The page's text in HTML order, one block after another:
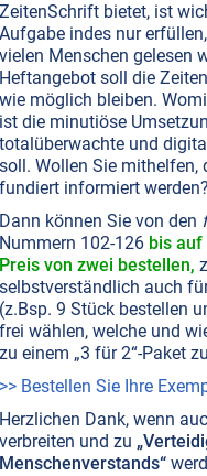
Engel und
durfte er später
wir heute als
der Frühzeit
sich der Bau der
nun, da ihm der
die sich den
Macht über die
dem er die
sei Dank,
Macht
dieser Erde schon
seine Gedanken
wird er jene
steht
ZeitenSchrift bietet, ist
Aufgabe indes nur
vielen Menschen gelesen
Heftangebot soll die
wie möglich bleiben.
ist die minutiöse
totalüberwachte und
soll. Wollen Sie mithelfen,
fundiert informiert werden?
Dann können Sie von den
Nummern 102-126 bis auf
Preis von zwei bestellen,
selbstverständlich auch
(z.Bsp. 9 Stück bestellen
frei wählen, welche und
zu einem „3 für 2“-Paket
>> Bestellen Sie Ihre
Herzlichen Dank, wenn
verbreiten und zu
Menschenverstands“